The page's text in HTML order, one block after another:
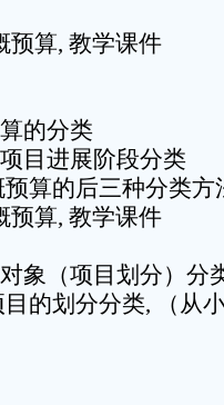
预算, 教学课件
的分类
目进展阶段分类
算的后三种分类方
预算, 教学课件
象（项目划分）分
的划分分类, （从小